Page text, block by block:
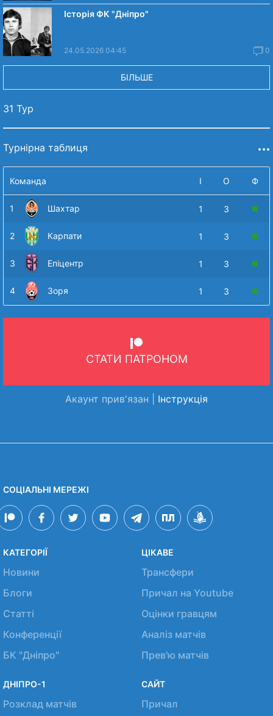
Історія ФК "Дніпро"
24.05.2026 04:45 0
БІЛЬШЕ
31 Тур
Турнірна таблиця
Команда І О Ф
1 Шахтар 1 3
2 Карпати 1 3
3 Епіцентр 1 3
4 Зоря 1 3
СТАТИ ПАТРОНОМ
Акаунт прив'язан | Інструкція
СОЦІАЛЬНІ МЕРЕЖІ
КАТЕГОРІЇ
Новини
Блоги
Статті
Конференції
БК "Дніпро"
ЦІКАВЕ
Трансфери
Причал на Youtube
Оцінки гравцям
Аналіз матчів
Прев'ю матчів
ДНІПРО-1
Розклад матчів
САЙТ
Причал